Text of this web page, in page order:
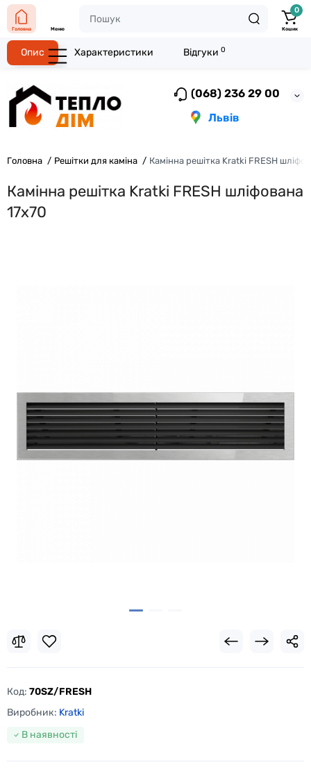
(068) 236 29 00
Львів
Головна Меню
0
Кошик
Головна Решітки для каміна Камінна решітка Kratki FRESH
Камінна решітка Kratki FRESH шліфована
17x70
Код: 70SZ/FRESH
Виробник: Kratki
В наявності
Опис Характеристики Відгуки 0